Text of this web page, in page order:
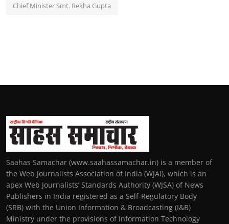
Chief Minister Smt. Rekha Gupta
Saahas Samachar (www.saahassamachar.in) is a member of
the Web Journalists Association of India (WJAI), which is an
apex Web Journalists’ Standards Authority (WJSA) of News
Publishers in India registered as a Self-Regulatory Body
(SRB) with the Union Information & Broadcasting (I&B)
Ministry under the provisions of Information Technology